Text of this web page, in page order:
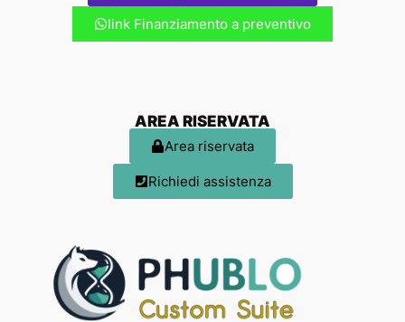
link Finanziamento a preventivo
AREA RISERVATA
Area riservata
Richiedi assistenza